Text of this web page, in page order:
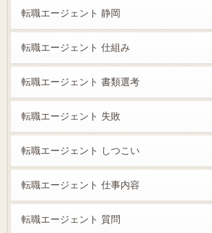
転職エージェント 静岡
転職エージェント 仕組み
転職エージェント 書類選考
転職エージェント 失敗
転職エージェント しつこい
転職エージェント 仕事内容
転職エージェント 質問